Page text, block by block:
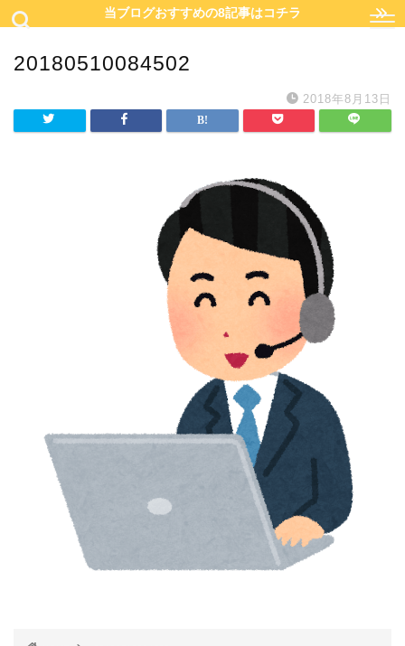
当ブログおすすめの8記事はコチラ
20180510084502
2018年8月13日